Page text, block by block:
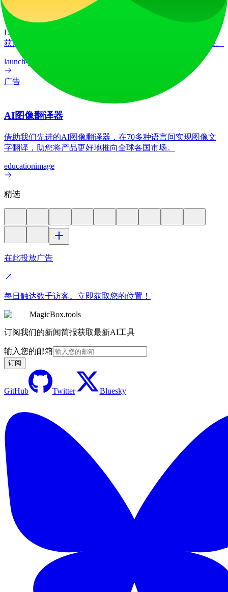
LiftOff
LiftOff 是一个面向创客的产品发布平台，用于发布产品、收
获点赞、获得关注，并与热爱未来的社区共同构建发展势头。
launch-platform
广告
AI图像翻译器
借助我们先进的AI图像翻译器，在70多种语言间实现图像文
字翻译，助您将产品更好地推向全球各国市场。
educationimage
精选
在此投放广告
每日触达数千访客。立即获取您的位置！
MagicBox.tools
订阅我们的新闻简报获取最新AI工具
输入您的邮箱
订阅
GitHub Twitter Bluesky